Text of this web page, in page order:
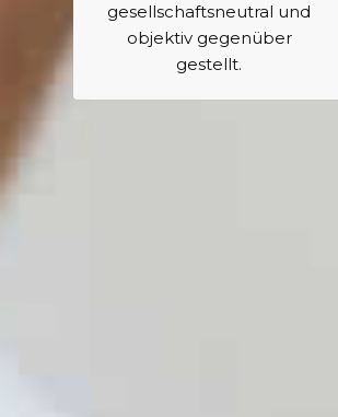
gesellschaftsneutral und
objektiv gegenüber
gestellt.